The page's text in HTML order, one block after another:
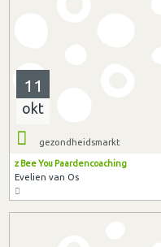
11
okt
gezondheidsmarkt
z Bee You Paardencoaching
Evelien van Os